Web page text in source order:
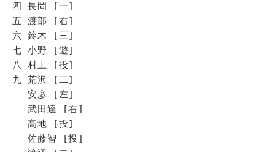
四 長岡 [一]
五 渡部 [右]
六 鈴木 [三]
七 小野 [遊]
八 村上 [投]
九 荒沢 [二]
安彦 [左]
武田達 [右]
高地 [投]
佐藤智 [投]